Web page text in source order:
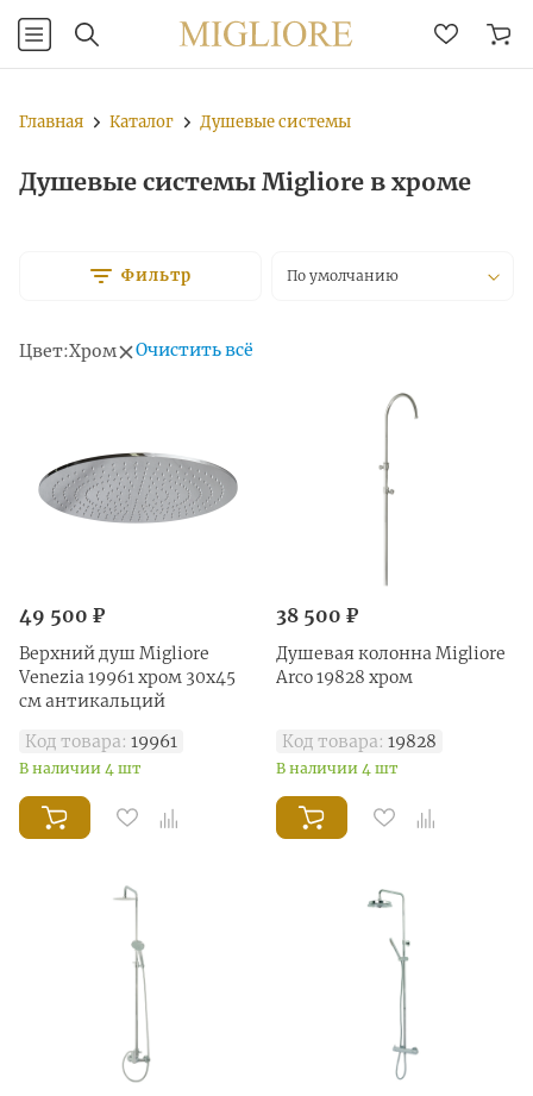
Главная Каталог Душевые системы
Душевые системы Migliore в хроме
Фильтр По умолчанию
Цвет:Хром Очистить всё
49 500 ₽
Верхний душ Migliore
Venezia 19961 хром 30х45
см антикальций
Код товара: 19961
В наличии 4 шт
38 500 ₽
Душевая колонна Migliore
Arco 19828 хром
Код товара: 19828
В наличии 4 шт